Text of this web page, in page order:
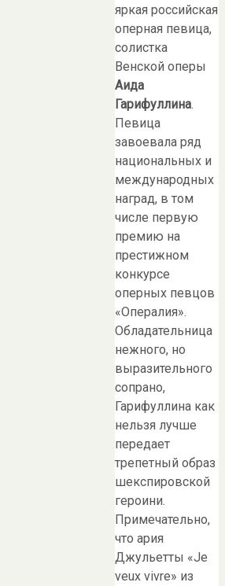
яркая российская
оперная певица,
солистка
Венской оперы
Аида
Гарифуллина.
Певица
завоевала ряд
национальных и
международных
наград, в том
числе первую
премию на
престижном
конкурсе
оперных певцов
«Опералия».
Обладательница
нежного, но
выразительного
сопрано,
Гарифуллина как
нельзя лучше
передает
трепетный образ
шекспировской
героини.
Примечательно,
что ария
Джульетты «Je
veux vivre» из